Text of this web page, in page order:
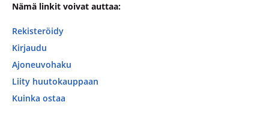
Nämä linkit voivat auttaa:
Rekisteröidy
Kirjaudu
Ajoneuvohaku
Liity huutokauppaan
Kuinka ostaa